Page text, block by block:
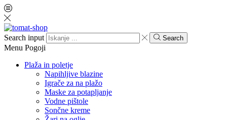
Search input Search
Menu Pogoji
Plaža in poletje
Napihljive blazine
Igrače za na plažo
Maske za potapljanje
Vodne pištole
Sončne kreme